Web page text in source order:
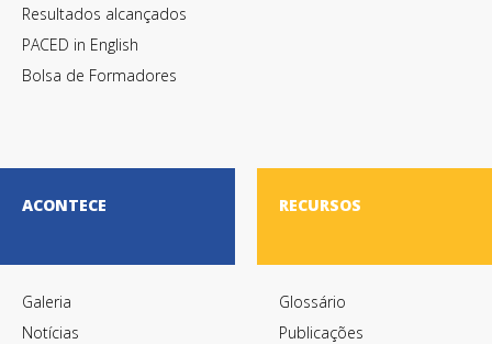
Resultados alcançados
PACED in English
Bolsa de Formadores
ACONTECE
Galeria
Notícias
RECURSOS
Glossário
Publicações